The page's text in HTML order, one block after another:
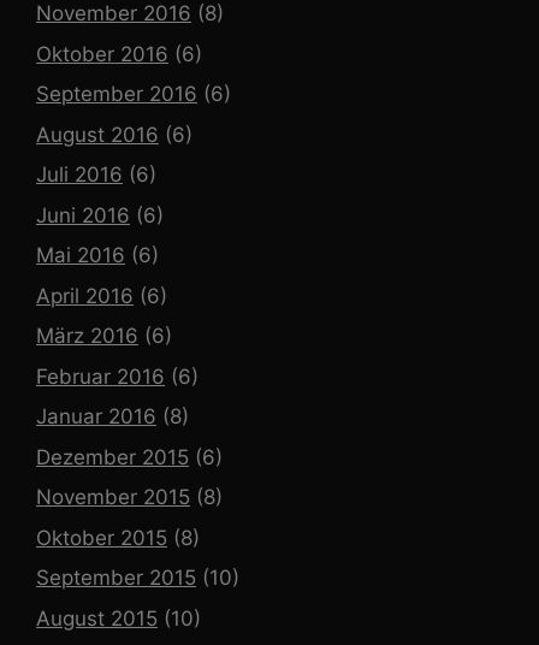
November 2016 (8)
Oktober 2016 (6)
September 2016 (6)
August 2016 (6)
Juli 2016 (6)
Juni 2016 (6)
Mai 2016 (6)
April 2016 (6)
März 2016 (6)
Februar 2016 (6)
Januar 2016 (8)
Dezember 2015 (6)
November 2015 (8)
Oktober 2015 (8)
September 2015 (10)
August 2015 (10)